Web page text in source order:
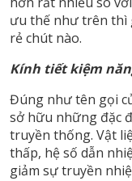
ưu thế như trên thì
rẻ chút nào.
Kính tiết kiệm
Đúng như tên gọi
sở hữu những đặc
truyền thống. Vật
thấp, hệ số dẫn
giảm sự truyền